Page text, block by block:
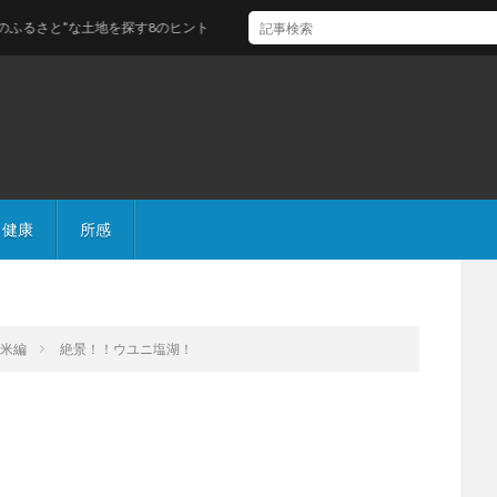
健康 所感
を探す8のヒント
編 絶景！！ウユニ塩湖！